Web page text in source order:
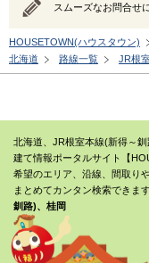
スムーズなお問合せ
HOUSETOWN(ハウスタウン)
北海道
路線一覧 JR根
北海道、JR根室本線(新得～
建て情報ポータルサイト【
希望のエリア、沿線、間取り
まとめてカンタン検索できま
釧路)、桂岡